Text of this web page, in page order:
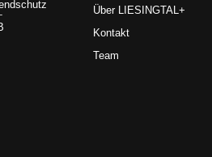
Über LIESINGTAL+
Kontakt
Team